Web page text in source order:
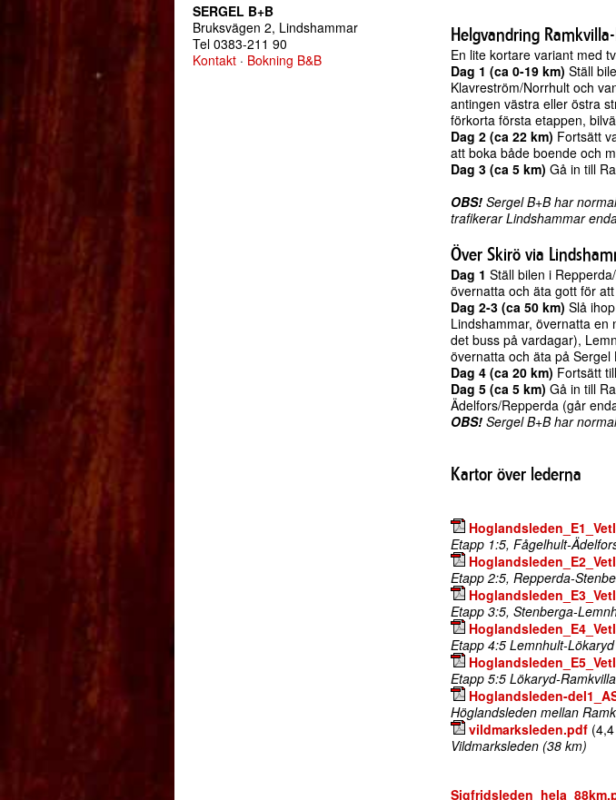
SERGEL B+B
Bruksvägen 2, Lindshammar
Tel 0383-211 90
Kontakt · Bokning B&B
Helgvandring
En lite kortare variant med
Dag 1 (ca 0-19 km) Ställ
Klavreström/Norrhult och
antingen västra eller östra
förkorta första etappen,
Dag 2 (ca 22 km) Fortsätt
att boka både boende och
Dag 3 (ca 5 km) Gå in till
OBS! Sergel B+B har
trafikerar Lindshammar
Över Skirö via
Dag 1 Ställ bilen i
övernatta och äta gott för
Dag 2-3 (ca 50 km) Slå
Lindshammar, övernatta
det buss på vardagar),
övernatta och äta på Sergel
Dag 4 (ca 20 km) Fortsätt
Dag 5 (ca 5 km) Gå in till
Ädelfors/Repperda (går
OBS! Sergel B+B har
Kartor över lederna
Etapp 1:5, Fågelhult-
Etapp 2:5, Repperda-
Etapp 3:5, Stenberga-
Etapp 4:5 Lemnhult-
Etapp 5:5 Lökaryd-
Hoglandsleden-
Höglandsleden mellan
vildmarksleden.pdf
Vildmarksleden (38 km)